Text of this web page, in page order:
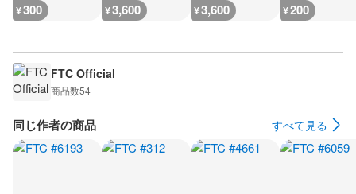
¥300 ¥3,600 ¥3,600 ¥200
FTC Official
商品数54
同じ作者の商品 すべて見る